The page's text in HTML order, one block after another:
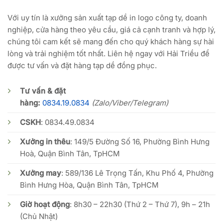
Với uy tín là xưởng sản xuất tạp dề in logo công ty, doanh
nghiệp, cửa hàng theo yêu cầu, giá cả cạnh tranh và hợp lý,
chúng tôi cam kết sẽ mang đến cho quý khách hàng sự hài
lòng và trải nghiệm tốt nhất. Liên hệ ngay với Hải Triều để
được tư vấn và đặt hàng tạp dề đồng phục.
Tư vấn & đặt
hàng: 0834.19.0834 (Zalo/Viber/Telegram)
CSKH: 0834.49.0834
Xưởng in thêu: 149/5 Đường Số 16, Phường Bình Hưng
Hoà, Quận Bình Tân, TpHCM
Xưởng may: 589/136 Lê Trọng Tấn, Khu Phố 4, Phường
Bình Hưng Hòa, Quận Bình Tân, TpHCM
Giờ hoạt động: 8h30 – 22h30 (Thứ 2 – Thứ 7), 9h – 21h
(Chủ Nhật)